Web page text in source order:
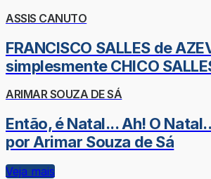
ASSIS CANUTO
FRANCISCO SALLES de
simplesmente CHICO
ARIMAR SOUZA DE SÁ
Então, é Natal... Ah! O
por Arimar Souza de Sá
Veja mais